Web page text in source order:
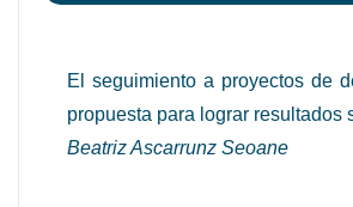
El seguimiento a proyectos de
propuesta para lograr resultados
Beatriz Ascarrunz Seoane